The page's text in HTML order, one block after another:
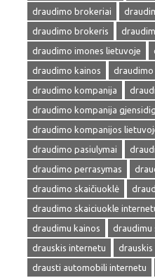
draudimo brokeriai
draudimo brokeris
draudimo imones lietuvoje
draudimo kainos
draudimo
draudimo kompanija
draudimo kompanija
draudimo kompanijos
draudimo pasiulymai
draudimo perrasymas
draudimo skaičiuoklė
draudimo skaiciuokle
draudimu kainos
draudimu
drauskis internetu
drausti automobili internetu